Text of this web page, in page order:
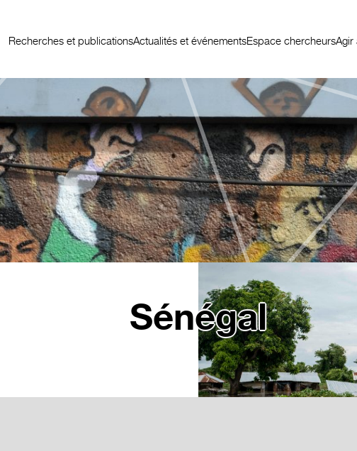
Recherches et publicationsActualités et événementsEspace chercheursAgir
Sénégal